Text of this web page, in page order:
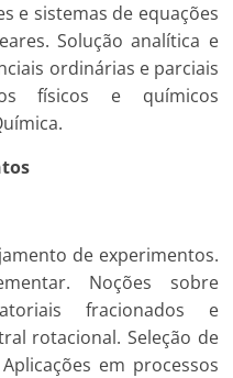
e sistemas de equações
Solução analítica e
ordinárias e parciais
físicos e químicos
de experimentos.
Noções sobre
fracionados e
rotacional. Seleção de
em processos